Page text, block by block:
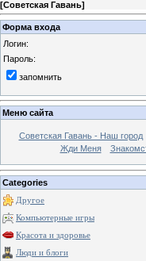
[Советская Гавань]
Форма входа
Логин:
Пароль:
запомнить
Меню сайта
Советская Гавань - Наш город
Жди Меня
Categories
Другое
Компьютерные игры
Красота и здоровье
Люди и блоги